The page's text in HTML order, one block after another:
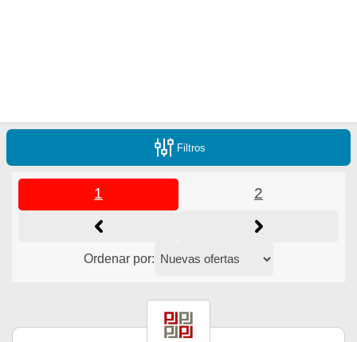
Filtros
1 2
Ordenar por: